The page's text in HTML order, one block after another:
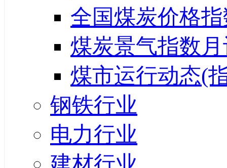
全国煤炭价格
煤炭景气指数
煤市运行动态(
钢铁行业
电力行业